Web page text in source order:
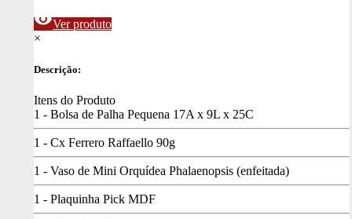
visibilityVer produto
×
Descrição:
Itens do Produto
1 - Bolsa de Palha Pequena 17A x 9L x 25C
1 - Cx Ferrero Raffaello 90g
1 - Vaso de Mini Orquídea Phalaenopsis (enfeitada)
1 - Plaquinha Pick MDF